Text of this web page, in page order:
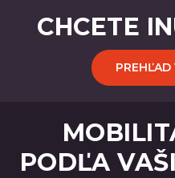
CHCETE
PODĽA